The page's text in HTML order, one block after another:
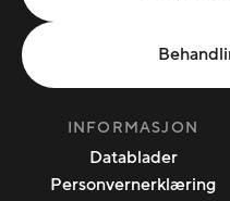
INFORMASJON
Datablader
Personvernerklæring